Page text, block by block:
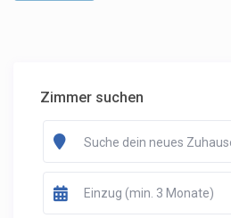
Zimmer suchen
Suche dein neues